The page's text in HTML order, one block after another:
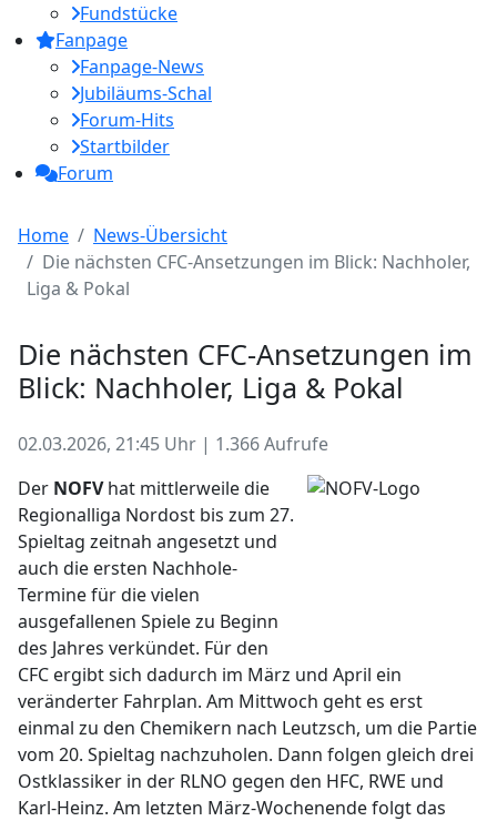
Fundstücke
Fanpage
Fanpage-News
Jubiläums-Schal
Forum-Hits
Startbilder
Forum
Home
News-Übersicht
Die nächsten CFC-Ansetzungen im Blick: Nachholer,
Liga & Pokal
Die nächsten CFC-Ansetzungen im
Blick: Nachholer, Liga & Pokal
02.03.2026, 21:45 Uhr | 1.366 Aufrufe
Der NOFVhat mittlerweile die
Regionalliga Nordost bis zum 27.
Spieltag zeitnah angesetzt und
auch die ersten Nachhole-
Termine für die vielen
ausgefallenen Spiele zu Beginn
des Jahres verkündet. Für den
CFC ergibt sich dadurch im März und April ein
veränderter Fahrplan. Am Mittwoch geht es erst
einmal zu den Chemikern nach Leutzsch, um die Partie
vom 20. Spieltag nachzuholen. Dann folgen gleich drei
Ostklassiker in der RLNO gegen den HFC, RWE und
Karl-Heinz. Am letzten März-Wochenende folgt das